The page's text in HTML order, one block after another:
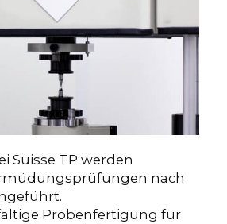
Suisse TP werden
nach
Probenfertigung für